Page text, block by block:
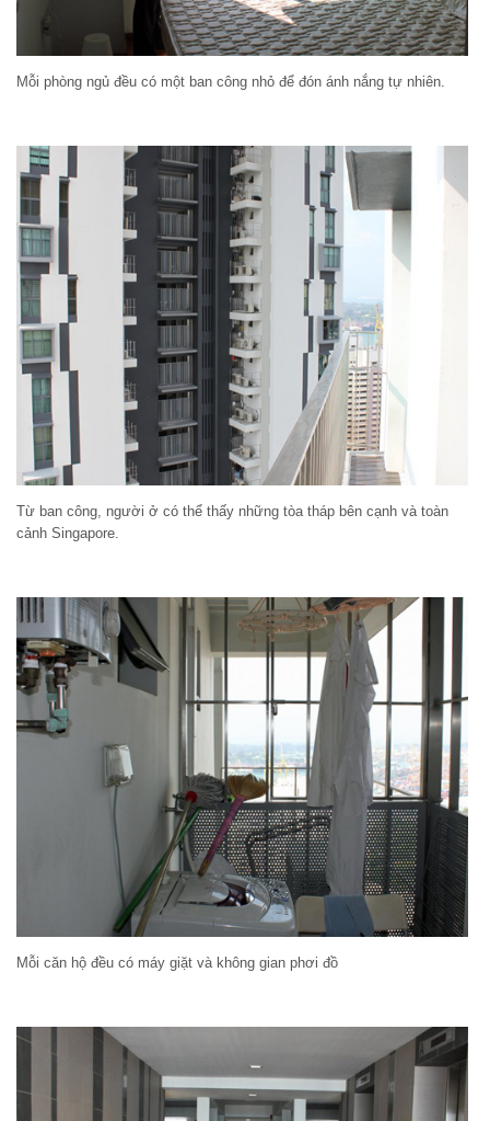
Mỗi phòng ngủ đều có một ban công nhỏ để đón ánh nắng tự nhiên.
Từ ban công, người ở có thể thấy những tòa tháp bên cạnh và toàn
cảnh Singapore.
Mỗi căn hộ đều có máy giặt và không gian phơi đồ